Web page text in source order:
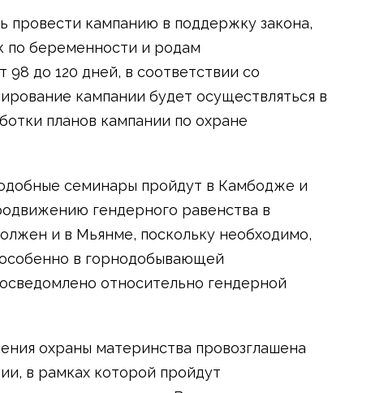
провести кампанию в поддержку закона,
по беременности и родам
до 120 дней, в соответствии со
кампании будет осуществляться в
планов кампании по охране
семинары пройдут в Камбодже и
гендерного равенства в
и в Мьянме, поскольку необходимо,
в горнодобывающей
относительно гендерной
охраны материнства провозглашена
в рамках которой пройдут